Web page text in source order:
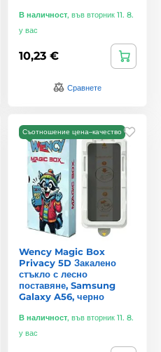
В наличност, във вторник 11. 8.
у вас
10,23 €
Сравнете
Съотношение цена–качество
Wency Magic Box
Privacy 5D Закалено
стъкло с лесно
поставяне, Samsung
Galaxy A56, черно
В наличност, във вторник 11. 8.
у вас